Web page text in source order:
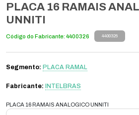
PLACA 16 RAMAIS
UNNITI
Código do Fabricante: 4400326 4400326
Segmento: PLACA RAMAL
Fabricante: INTELBRAS
PLACA 16 RAMAIS ANALOGICO UNNITI